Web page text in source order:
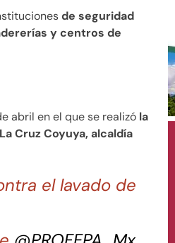
de seguridad
y centros de
abril en el que se realizó la
Cruz Coyuya, alcaldía
el lavado de